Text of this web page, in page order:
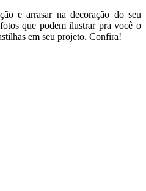
e arrasar na decoração do seu
que podem ilustrar pra você o
em seu projeto. Confira!